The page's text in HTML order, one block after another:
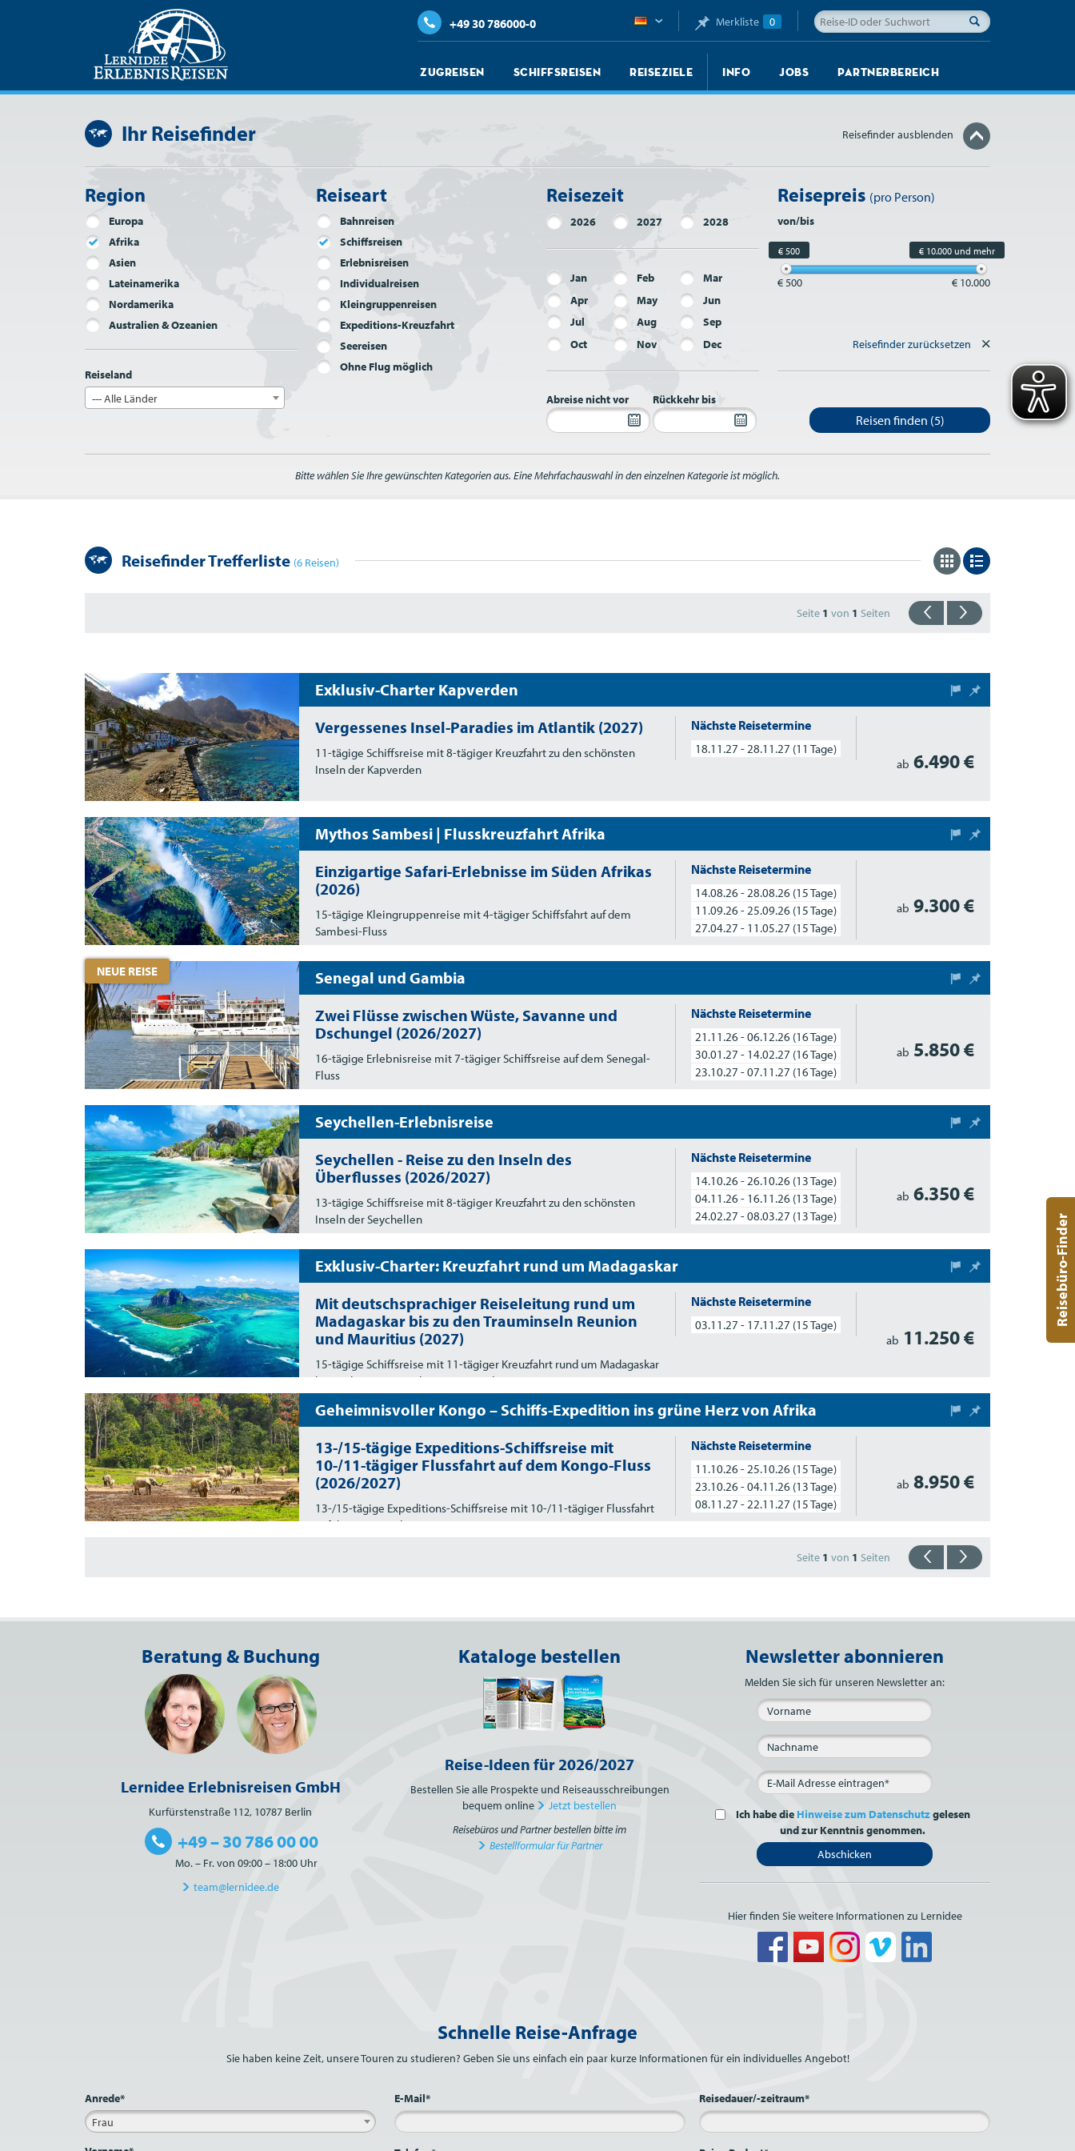
+49 30 786000-0 Merkliste 0
Zugreisen Schiffsreisen Reiseziele Info Jobs Partnerbereich
Reisefinder ausblenden
Ihr Reisefinder
Region
Europa
Afrika
Asien
Lateinamerika
Nordamerika
Australien & Ozeanien
Reiseland
--- Alle Länder
Reiseart
Bahnreisen
Schiffsreisen
Erlebnisreisen
Individualreisen
Kleingruppenreisen
Expeditions-Kreuzfahrt
Seereisen
Ohne Flug möglich
Reisezeit
2026 2027 2028
Jan Feb
Mar
Apr
May
Jun
Jul
Aug
Sep
Oct
Nov Dec
Abreise nicht vor Rückkehr bis
Reisepreis (pro Person)
von/bis
€ 500 € 10.000 und mehr
€ 500 € 10.000
Reisefinder zurücksetzen
Reisen finden (5)
Bitte wählen Sie Ihre gewünschten Kategorien aus. Eine Mehrfachauswahl in den einzelnen Kategorie ist möglich.
Reisefinder Trefferliste (6 Reisen)
Seite 1 von 1 Seiten
Exklusiv-Charter Kapverden
Vergessenes Insel-Paradies im Atlantik (2027)
11-tägige Schiffsreise mit 8-tägiger Kreuzfahrt zu den schönsten
Inseln der Kapverden
ab 6.490 €
Nächste Reisetermine
18.11.27 - 28.11.27 (11 Tage)
Mythos Sambesi | Flusskreuzfahrt Afrika
Einzigartige Safari-Erlebnisse im Süden Afrikas
(2026)
15-tägige Kleingruppenreise mit 4-tägiger Schiffsfahrt auf dem
Sambesi-Fluss
ab 9.300 €
Nächste Reisetermine
14.08.26 - 28.08.26 (15 Tage)
11.09.26 - 25.09.26 (15 Tage)
27.04.27 - 11.05.27 (15 Tage)
Senegal und Gambia
NEUE REISE
Zwei Flüsse zwischen Wüste, Savanne und
Dschungel (2026/2027)
16-tägige Erlebnisreise mit 7-tägiger Schiffsreise auf dem Senegal-
Fluss
ab 5.850 €
Nächste Reisetermine
21.11.26 - 06.12.26 (16 Tage)
30.01.27 - 14.02.27 (16 Tage)
23.10.27 - 07.11.27 (16 Tage)
Seychellen-Erlebnisreise
Seychellen - Reise zu den Inseln des
Überflusses (2026/2027)
13-tägige Schiffsreise mit 8-tägiger Kreuzfahrt zu den schönsten
Inseln der Seychellen
ab 6.350 €
Nächste Reisetermine
14.10.26 - 26.10.26 (13 Tage)
04.11.26 - 16.11.26 (13 Tage)
24.02.27 - 08.03.27 (13 Tage)
Exklusiv-Charter: Kreuzfahrt rund um Madagaskar
Mit deutschsprachiger Reiseleitung rund um
Madagaskar bis zu den Trauminseln Reunion
und Mauritius (2027)
15-tägige Schiffsreise mit 11-tägiger Kreuzfahrt rund um Madagaskar
bis zu den Trauminseln Réunion und Mauritius
ab 11.250 €
Nächste Reisetermine
03.11.27 - 17.11.27 (15 Tage)
Geheimnisvoller Kongo – Schiffs-Expedition ins grüne Herz von Afrika
13-/15-tägige Expeditions-Schiffsreise mit
10-/11-tägiger Flussfahrt auf dem Kongo-Fluss
(2026/2027)
13-/15-tägige Expeditions-Schiffsreise mit 10-/11-tägiger Flussfahrt
auf dem Kongo-Fluss
ab 8.950 €
Nächste Reisetermine
11.10.26 - 25.10.26 (15 Tage)
23.10.26 - 04.11.26 (13 Tage)
08.11.27 - 22.11.27 (15 Tage)
Seite 1 von 1 Seiten
Beratung & Buchung
Lernidee Erlebnisreisen GmbH
Kurfürstenstraße 112, 10787 Berlin
+49 – 30 786 00 00
Mo. – Fr. von 09:00 – 18:00 Uhr
team@lernidee.de
Kataloge bestellen
Reise-Ideen für 2026/2027
Bestellen Sie alle Prospekte und Reiseausschreibungen
bequem online
Jetzt bestellen
Reisebüros und Partner bestellen bitte im
Bestellformular für Partner
Bitte nicht ausfüllen.
Newsletter abonnieren
Melden Sie sich für unseren Newsletter an:
Ich habe die Hinweise zum Datenschutzgelesen
und zur Kenntnis genommen.
Abschicken
Hier finden Sie weitere Informationen zu Lernidee
Schnelle Reise-Anfrage
Sie haben keine Zeit, unsere Touren zu studieren? Geben Sie uns einfach ein paar kurze Informationen für ein individuelles Angebot!
Anrede*
Frau
E-Mail* Reisedauer/-zeitraum*
Reisebüro-Finder